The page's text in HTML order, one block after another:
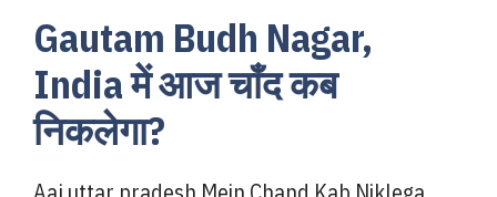
Gautam Budh Nagar,
India में आज चाँद कब
निकलेगा?